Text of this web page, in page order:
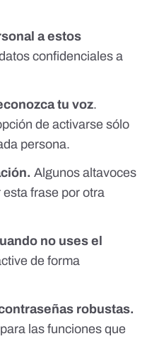
a estos
confidenciales a
tu voz.
de activarse sólo
persona.
Algunos altavoces
frase por otra
no uses el
de forma
robustas.
las funciones que